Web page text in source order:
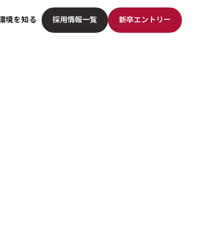
境を知る 採用情報一覧 新卒エントリー